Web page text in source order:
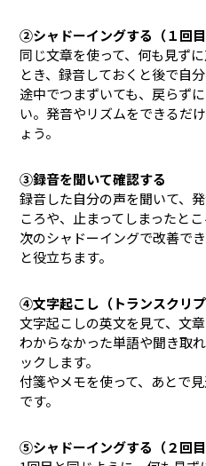
②シャドーイングする（１回目
同じ文章を使って、何も見ず
とき、録音しておくと後で自
途中でつまずいても、戻らず
い。発音やリズムをできるだ
ょう。
③録音を聞いて確認する
録音した自分の声を聞いて、
ころや、止まってしまったとこ
次のシャドーイングで改善で
と役立ちます。
④文字起こし（トランスクリ
文字起こしの英文を見て、文
わからなかった単語や聞き取
ックします。
付箋やメモを使って、あとで
です。
⑤シャドーイングする（２回目